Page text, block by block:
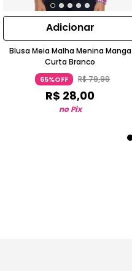
Adicionar
Blusa Meia Malha Menina Manga
Curta Branco
65%OFF R$79,99
R$ 28,00
no Pix